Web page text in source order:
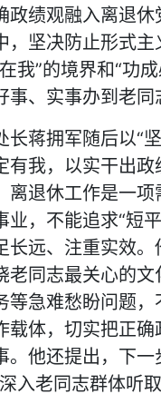
政绩观融入离退
，坚决防止形式主
我”的境界和“功
事、实事办到老同
长蒋拥军随后以“
有我，以实干出政
离退休工作是一项
业，不能追求“短
长远、注重实效。
老同志最关心的
等急难愁盼问题
载体，切实把正
。他还提出，下一
入老同志群体听